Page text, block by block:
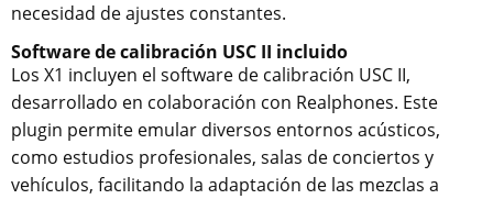
necesidad de ajustes constantes.
Software de calibración USC II incluido
Los X1 incluyen el software de calibración USC II,
desarrollado en colaboración con Realphones. Este
plugin permite emular diversos entornos acústicos,
como estudios profesionales, salas de conciertos y
vehículos, facilitando la adaptación de las mezclas a